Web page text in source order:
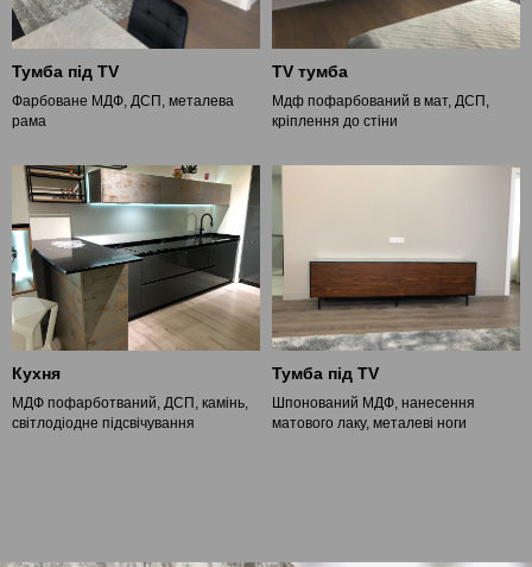
Тумба під TV
Фарбоване МДФ, ДСП, металева
рама
TV тумба
Мдф пофарбований в мат, ДСП,
кріплення до стіни
Кухня
МДФ пофарботваний, ДСП, камінь,
світлодіодне підсвічування
Тумба під TV
Шпонований МДФ, нанесення
матового лаку, металеві ноги